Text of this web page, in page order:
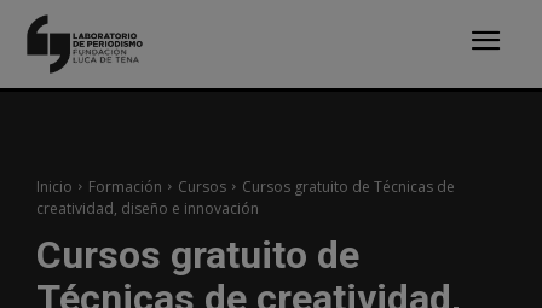
Inicio Formación Cursos
Cursos gratuito de Técnicas de
creatividad, diseño e innovación
Cursos gratuito de
Técnicas de creatividad,